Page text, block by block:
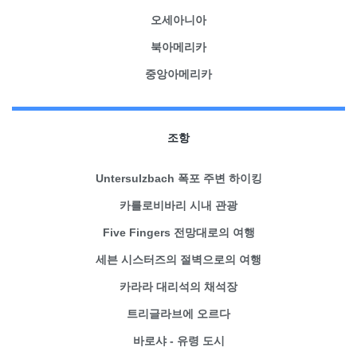
오세아니아
북아메리카
중앙아메리카
조항
Untersulzbach 폭포 주변 하이킹
카를로비바리 시내 관광
Five Fingers 전망대로의 여행
세븐 시스터즈의 절벽으로의 여행
카라라 대리석의 채석장
트리글라브에 오르다
바로샤 - 유령 도시